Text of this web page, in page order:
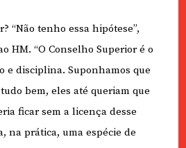
“Não tenho essa hipótese”,
HM. “O Conselho Superior é o
e disciplina. Suponhamos que
bem, eles até queriam que
ficar sem a licença desse
na prática, uma espécie de